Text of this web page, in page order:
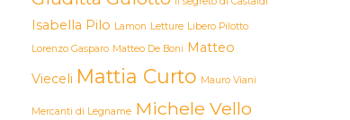
Isabella Pilo Lamon Letture Libero Pilotto
Lorenzo Gasparo Matteo De Boni Matteo
Vieceli Mattia Curto Mauro Viani
Mercanti di Legname Michele Vello